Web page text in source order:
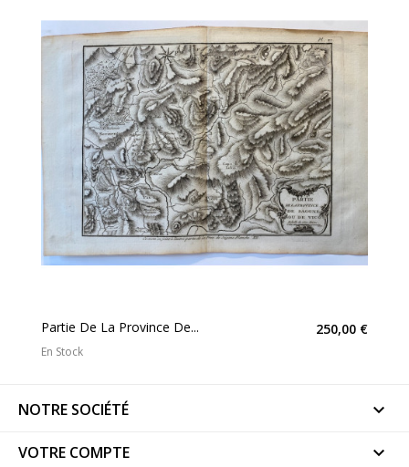
Partie De La Province De... 250,00 €
En Stock
NOTRE SOCIÉTÉ 
VOTRE COMPTE 